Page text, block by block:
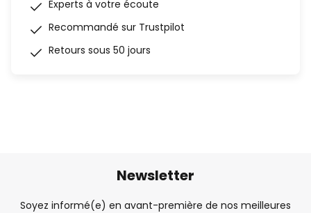
Experts à votre écoute
Recommandé sur Trustpilot
Retours sous 50 jours
Newsletter
Soyez informé(e) en avant-première de nos meilleures